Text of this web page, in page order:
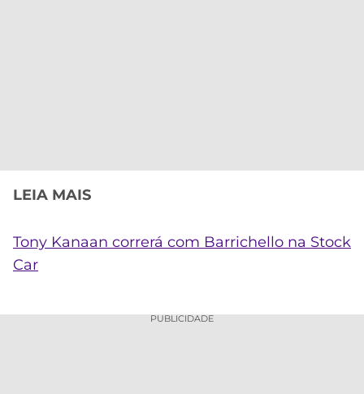
LEIA MAIS
Tony Kanaan correrá com Barrichello na Stock
Car
PUBLICIDADE